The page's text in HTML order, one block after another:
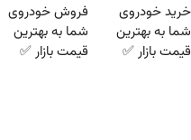
خرید خودروی
شما به بهترین
قیمت بازار ✅
فروش خودروی
شما به بهترین
قیمت بازار ✅